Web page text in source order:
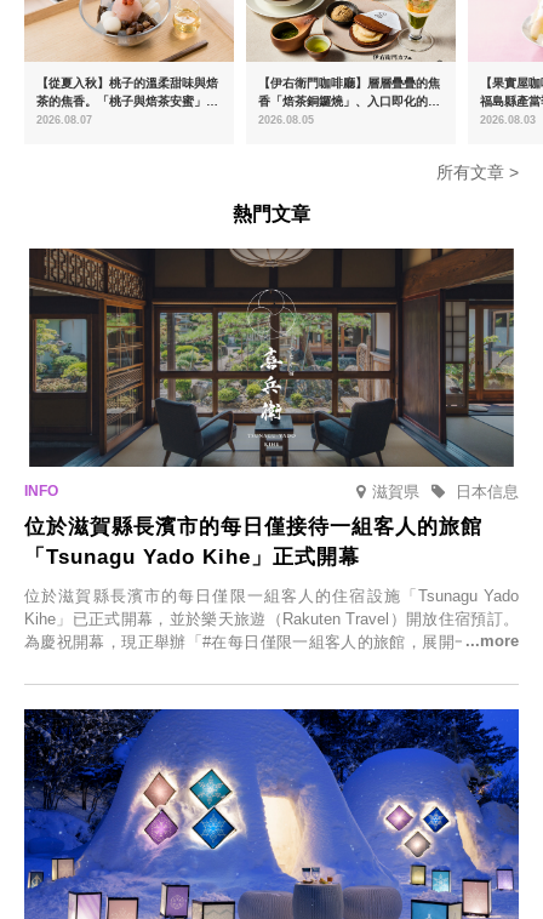
【從夏入秋】桃子的溫柔甜味與焙
茶的焦香。「桃子與焙茶安蜜」將
於8月中旬起限時販售
2026.08.07
【伊右衛門咖啡廳】層層疊疊的焦
香「焙茶銅鑼燒」、入口即化的
「宇治抹茶提拉米蘇」全新登場
2026.08.05
【果實屋
福島縣產
2026.08.03
所有文章 >
熱門文章
滋賀県 日本信息
位於滋賀縣長濱市的每日僅接待一組客人的旅館
「Tsunagu Yado Kihe」正式開幕
位於滋賀縣長濱市的每日僅限一組客人的住宿設施「Tsunagu Yado
Kihe」已正式開幕，並於樂天旅遊（Rakuten Travel）開放住宿預訂。
為慶祝開幕，現正舉辦「#在每日僅限一組客人的旅館，展開一生一次
人的旅館，您才能在此與重要的人共度獨一無二的特別時光。